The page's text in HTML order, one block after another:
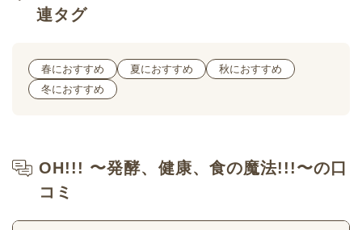
連タグ
春におすすめ 夏におすすめ
秋におすすめ
冬におすすめ
OH!!! 〜発酵、健康、食の魔法!!!〜の口
コミ